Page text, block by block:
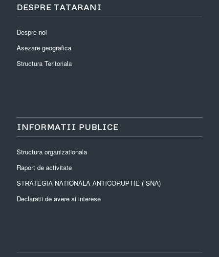
DESPRE TATARANI
Despre noi
Asezare geografica
Structura Teritoriala
INFORMATII PUBLICE
Structura organizationala
Raport de activitate
STRATEGIA NATIONALA ANTICORUPTIE ( SNA)
Declaratii de avere si interese